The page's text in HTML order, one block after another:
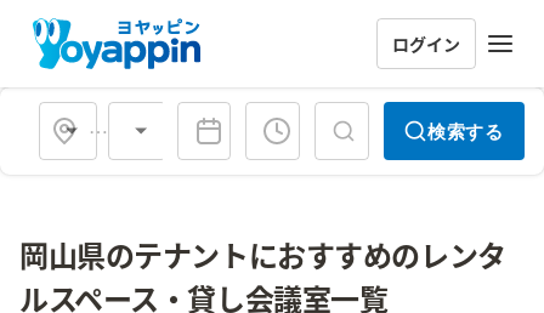
ログイン
会場タイプ 検索する
岡山県のテナントにおすすめのレンタ
ルスペース・貸し会議室一覧